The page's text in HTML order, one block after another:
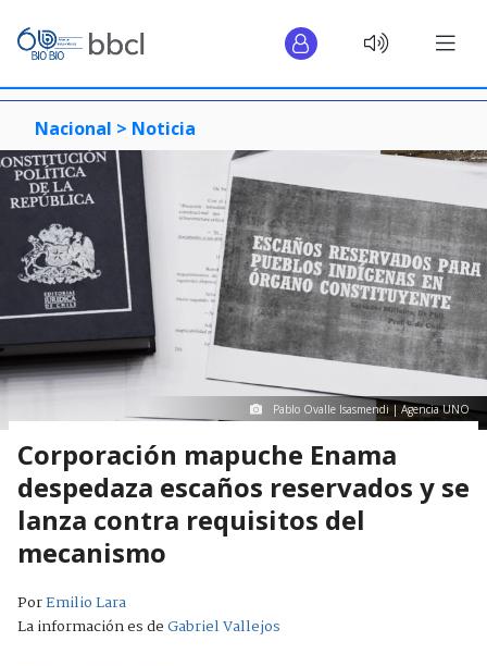
Nacional > Noticia
Pablo Ovalle Isasmendi | Agencia UNO
Corporación mapuche Enama
despedaza escaños reservados y se
lanza contra requisitos del
mecanismo
PorEmilio Lara
La información es deGabriel Vallejos